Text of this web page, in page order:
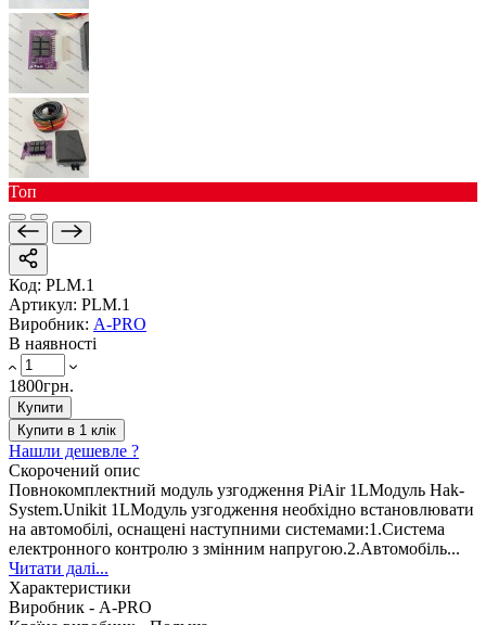
Toп
Код: PLM.1
Артикул: PLM.1
Виробник: A-PRO
В наявності
1800грн.
Купити
Купити в 1 клік
Нашли дешевле ?
Скорочений опис
Повнокомплектний модуль узгодження PiAir 1LМодуль Hak-
System.Unikit 1LМодуль узгодження необхідно встановлювати
на автомобілі, оснащені наступними системами:1.Система
електронного контролю з змінним напругою.2.Автомобіль...
Читати далі...
Характеристики
Виробник - A-PRO